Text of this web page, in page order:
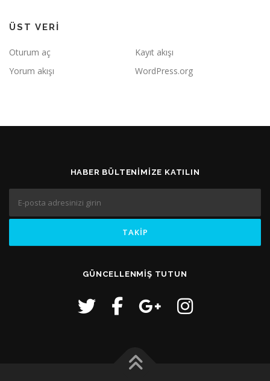
ÜST VERI
Oturum aç
Kayıt akışı
Yorum akışı
WordPress.org
HABER BÜLTENIMIZE KATILIN
GÜNCELLENMIŞ TUTUN